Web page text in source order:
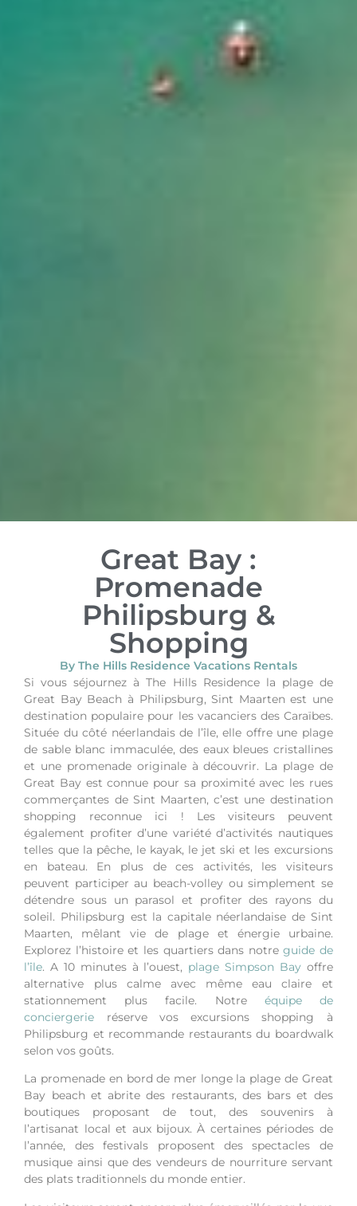
Great Bay :
Promenade
Philipsburg &
Shopping
By The Hills Residence Vacations Rentals
Si vous séjournez à The Hills Residence la plage de
Great Bay Beach à Philipsburg, Sint Maarten est une
destination populaire pour les vacanciers des Caraïbes.
Située du côté néerlandais de l’île, elle offre une plage
de sable blanc immaculée, des eaux bleues cristallines
et une promenade originale à découvrir. La plage de
Great Bay est connue pour sa proximité avec les rues
commerçantes de Sint Maarten, c’est une destination
shopping reconnue ici ! Les visiteurs peuvent
également profiter d’une variété d’activités nautiques
telles que la pêche, le kayak, le jet ski et les excursions
en bateau. En plus de ces activités, les visiteurs
peuvent participer au beach-volley ou simplement se
détendre sous un parasol et profiter des rayons du
soleil. Philipsburg est la capitale néerlandaise de Sint
Maarten, mêlant vie de plage et énergie urbaine.
Explorez l’histoire et les quartiers dans notreguide de
l’île. A 10 minutes à l’ouest, plage Simpson Bayoffre
alternative plus calme avec même eau claire et
stationnement plus facile.
Notre équipe de
conciergerie réserve vos excursions shopping à
Philipsburg et recommande restaurants du boardwalk
selon vos goûts.
La promenade en bord de mer longe la plage de Great
Bay beach et abrite des restaurants, des bars et des
boutiques proposant de tout, des souvenirs à
l’artisanat local et aux bijoux. À certaines périodes de
l’année, des festivals proposent des spectacles de
musique ainsi que des vendeurs de nourriture servant
des plats traditionnels du monde entier.